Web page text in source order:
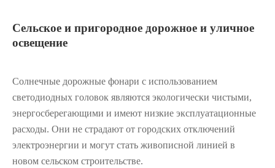
Сельское и пригородное дорожное и уличное
освещение
Солнечные дорожные фонари с использованием
светодиодных головок являются экологически чистыми,
энергосберегающими и имеют низкие эксплуатационные
расходы. Они не страдают от городских отключений
электроэнергии и могут стать живописной линией в
новом сельском строительстве.